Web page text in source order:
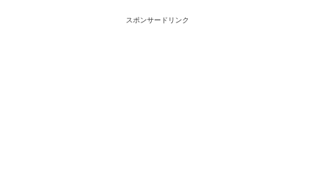
スポンサードリンク